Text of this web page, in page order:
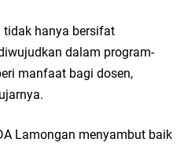
tidak hanya bersifat
dalam program-
manfaat bagi dosen,
Lamongan menyambut baik